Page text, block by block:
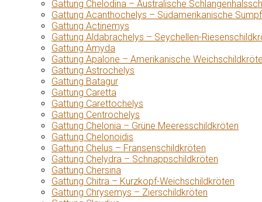
Gattung Chelodina – Australische
Gattung Acanthochelys – Südamerikanische
Gattung Actinemys
Gattung Aldabrachelys – Seychellen-
Gattung Amyda
Gattung Apalone – Amerikanische
Gattung Astrochelys
Gattung Batagur
Gattung Caretta
Gattung Carettochelys
Gattung Centrochelys
Gattung Chelonia – Grüne Meeresschildkröten
Gattung Chelonoidis
Gattung Chelus – Fransenschildkröten
Gattung Chelydra – Schnappschildkröten
Gattung Chersina
Gattung Chitra – Kurzkopf-Weichschildkröten
Gattung Chrysemys – Zierschildkröten